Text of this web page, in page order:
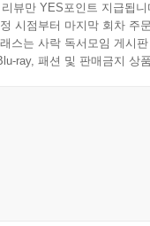
뷰만 YES포인트 지급됩니
시점부터 마지막 회차 주
스는 사락 독서모임 게시
ray, 패션 및 판매금지 상